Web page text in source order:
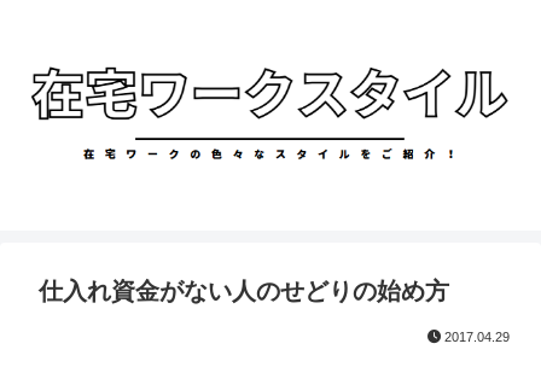
仕入れ資金がない人のせどりの始め方
2017.04.29